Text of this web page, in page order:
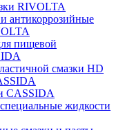
RIVOLTA
антикоррозийные
пищевой
смазки HD
CASSIDA
жидкости